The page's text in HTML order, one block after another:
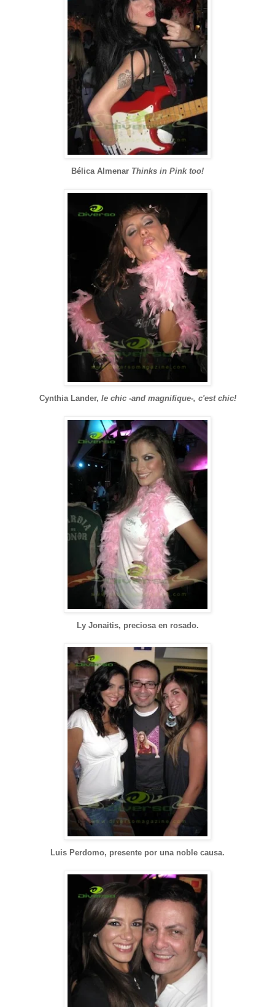
Bélica Almenar Thinks in Pink too!
Cynthia Lander, le chic -and magnifique-, c'est chic!
Ly Jonaitis, preciosa en rosado.
Luis Perdomo, presente por una noble causa.